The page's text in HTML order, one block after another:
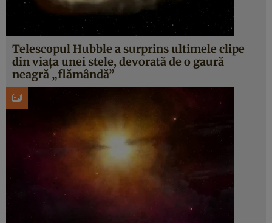
Telescopul Hubble a surprins ultimele clipe
din viața unei stele, devorată de o gaură
neagră „flămândă”